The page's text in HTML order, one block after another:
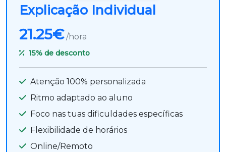
Explicação Individual
21.25€ /hora
15% de desconto
Atenção 100% personalizada
Ritmo adaptado ao aluno
Foco nas tuas dificuldades específicas
Flexibilidade de horários
Online/Remoto